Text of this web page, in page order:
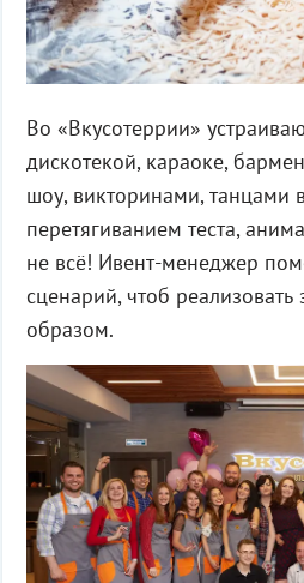
Во «Вкусотеррии»
дискотекой, караоке,
шоу, викторинами, танцами
перетягиванием теста,
не всё! Ивент-менеджер
сценарий, чтоб
образом.